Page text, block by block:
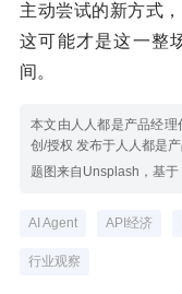
主动尝试的新方式
这可能才是这一整
间。
本文由人人都是产品经
创/授权 发布于人人都是
题图来自Unsplash，基于
AI Agent API经济
行业观察